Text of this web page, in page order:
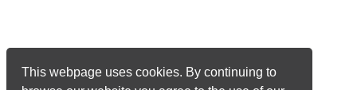
This webpage uses cookies. By continuing to